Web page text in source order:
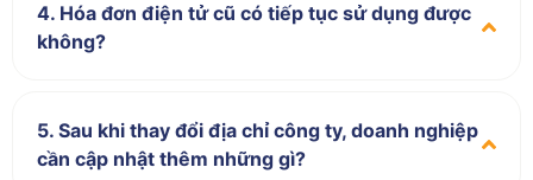
4. Hóa đơn điện tử cũ có tiếp tục sử dụng được
không?
5. Sau khi thay đổi địa chỉ công ty, doanh nghiệp
cần cập nhật thêm những gì?